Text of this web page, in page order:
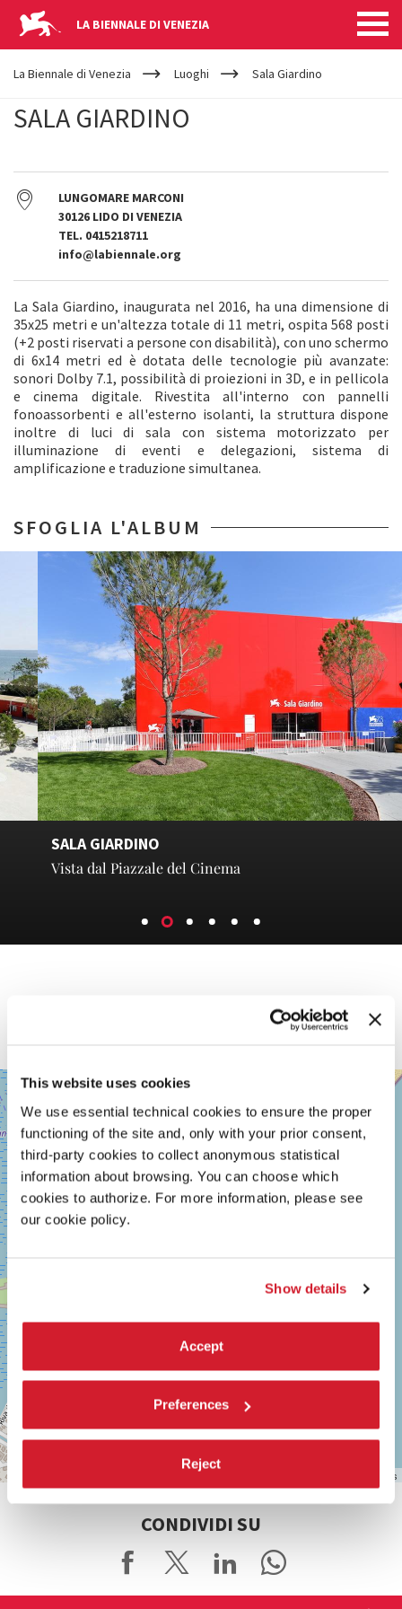
This website uses cookies
We use essential technical cookies to ensure the proper
functioning of the site and, only with your prior consent,
third-party cookies to collect anonymous statistical
information about browsing. You can choose which
cookies to authorize. For more information, please see
our cookie policy.
Show details
Accept
Preferences
Reject
LA BIENNALE DI VENEZIA
YOUR
ARE
La Biennale di Venezia Luoghi Sala Giardino
SALA GIARDINO
LUNGOMARE MARCONI
30126 LIDO DI VENEZIA
TEL. 0415218711
info@labiennale.org
La Sala Giardino, inaugurata nel 2016, ha una dimensione di
35x25 metri e un'altezza totale di 11 metri, ospita 568 posti
(+2 posti riservati a persone con disabilità), con uno schermo
di 6x14 metri ed è dotata delle tecnologie più avanzate:
sonori Dolby 7.1, possibilità di proiezioni in 3D, e in pellicola
e cinema digitale. Rivestita all'interno con pannelli
fonoassorbenti e all'esterno isolanti, la struttura dispone
inoltre di luci di sala con sistema motorizzato per
illuminazione di eventi e delegazioni, sistema di
amplificazione e traduzione simultanea.
SFOGLIA L'ALBUM
SALA GIARDINO
Vista dal Piazzale del Cinema
SALA
GIARDINO
LUNGOMARE
MARCONI
30126
LIDO
DI
VENEZIA
TEL.
0415218711
info@labiennale.org
contributors
CONDIVIDI SU